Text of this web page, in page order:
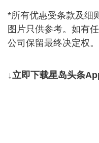
*所有优惠受条款及细
图片只供参考。如有
公司保留最终决定权。
↓立即下载星岛头条